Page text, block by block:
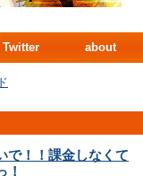
Twitter about
で！！課金しなくて
！